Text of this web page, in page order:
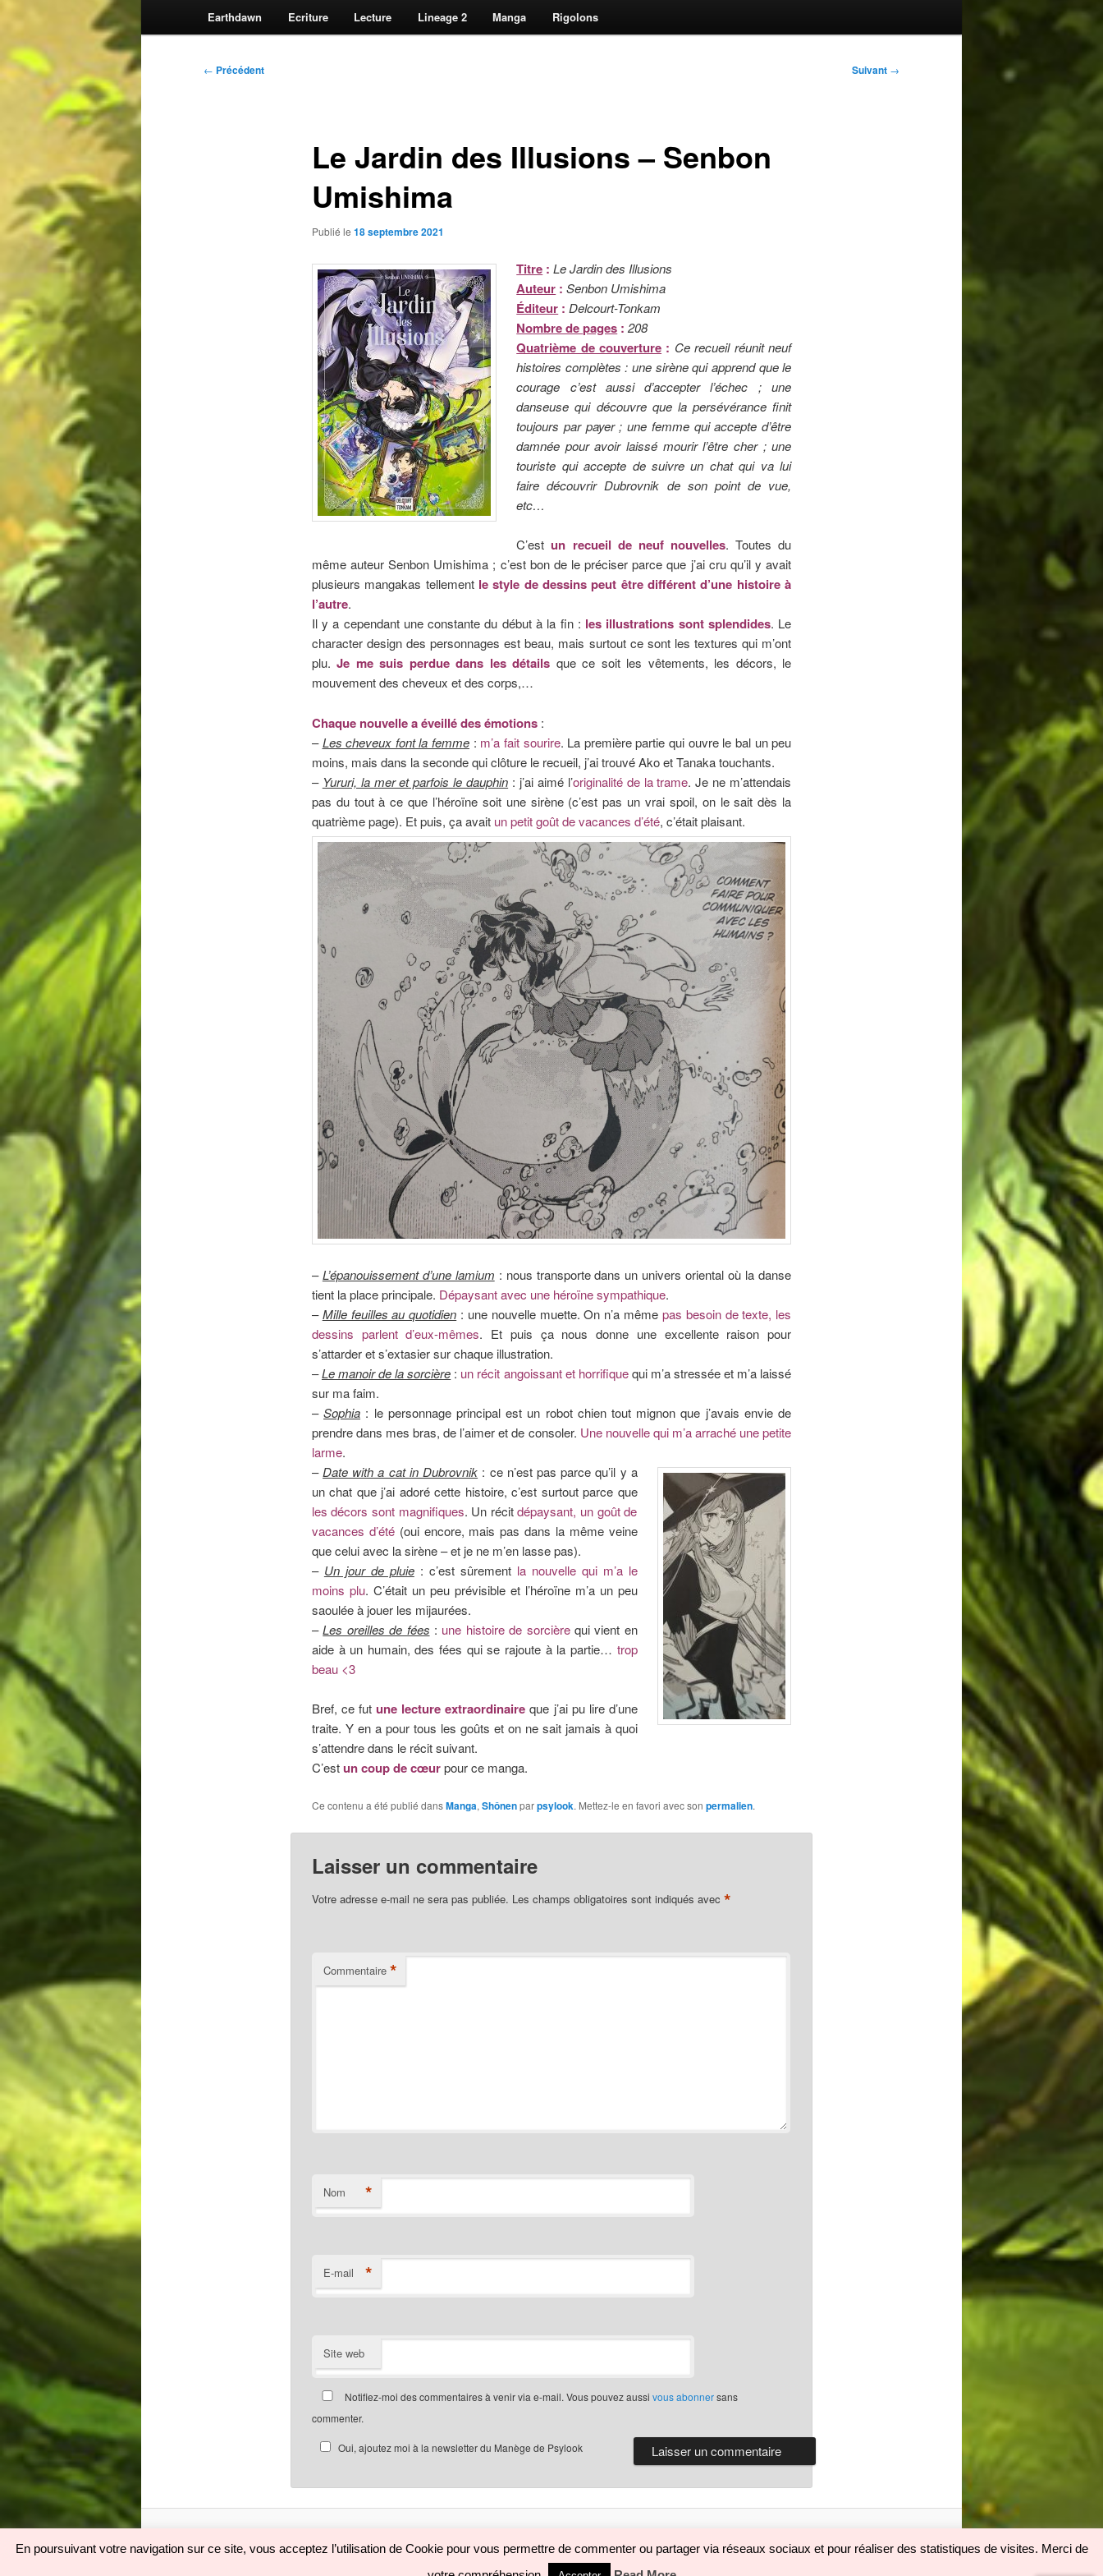
Earthdawn Ecriture Lecture Lineage 2 Manga Rigolons
Navigation
← Précédent Suivant →
Le Jardin des Illusions – Senbon
Umishima
Publié le 18 septembre 2021
Titre : Le Jardin des Illusions
Auteur :Senbon Umishima
Éditeur : Delcourt-Tonkam
Nombre de pages : 208
Quatrième de couverture : Ce recueil réunit neuf
histoires complètes : une sirène qui apprend que le
courage c’est aussi d’accepter l’échec ; une
danseuse qui découvre que la persévérance finit
toujours par payer ; une femme qui accepte d’être
damnée pour avoir laissé mourir l’être cher ; une
touriste qui accepte de suivre un chat qui va lui
faire découvrir Dubrovnik de son point de vue,
etc…
C’estun recueil de neuf nouvelles. Toutes du
même auteur Senbon Umishima ; c’est bon de le préciser parce que j’ai cru qu’il y avait
plusieurs mangakas tellement le style de dessins peut être différent d’une histoire à
l’autre.
Il y a cependant une constante du début à la fin : les illustrations sont splendides. Le
character design des personnages est beau, mais surtout ce sont les textures qui m’ont
plu.Je me suis perdue dans les détails que ce soit les vêtements, les décors, le
mouvement des cheveux et des corps,…
Chaque nouvelle a éveillé des émotions:
–Les cheveux font la femme : m’a fait sourire. La première partie qui ouvre le bal un peu
moins, mais dans la seconde qui clôture le recueil, j’ai trouvé Ako et Tanaka touchants.
– Yururi, la mer et parfois le dauphin : j’ai aimé l’originalité de la trame. Je ne m’attendais
pas du tout à ce que l’héroïne soit une sirène (c’est pas un vrai spoil, on le sait dès la
quatrième page). Et puis, ça avait un petit goût de vacances d’été, c’était plaisant.
–L’épanouissement d’une lamium : nous transporte dans un univers oriental où la danse
tient la place principale. Dépaysant avec une héroïne sympathique.
–Mille feuilles au quotidien : une nouvelle muette. On n’a même pas besoin de texte, les
dessins parlent d’eux-mêmes. Et puis ça nous donne une excellente raison pour
s’attarder et s’extasier sur chaque illustration.
–Le manoir de la sorcière : un récit angoissant et horrifiquequi m’a stressée et m’a laissé
sur ma faim.
–Sophia : le personnage principal est un robot chien tout mignon que j’avais envie de
prendre dans mes bras, de l’aimer et de consoler. Une nouvelle qui m’a arraché une petite
larme.
– Date with a cat in Dubrovnik : ce n’est pas parce qu’il y a
un chat que j’ai adoré cette histoire, c’est surtout parce que
les décors sont magnifiques. Un récitdépaysant, un goût de
vacances d’été(oui encore, mais pas dans la même veine
que celui avec la sirène – et je ne m’en lasse pas).
– Un jour de pluie: c’est sûrement la nouvelle qui m’a le
moins plu. C’était un peu prévisible et l’héroïne m’a un peu
saoulée à jouer les mijaurées.
–Les oreilles de fées : une histoire de sorcièrequi vient en
aide à un humain, des fées qui se rajoute à la partie… trop
beau <3
Bref, ce futune lecture extraordinaire que j’ai pu lire d’une
traite. Y en a pour tous les goûts et on ne sait jamais à quoi
s’attendre dans le récit suivant.
C’estun coup de cœurpour ce manga.
Ce contenu a été publié dansManga, Shônenparpsylook. Mettez-le en favori avec son permalien.
Laisser un commentaire
Votre adresse e-mail ne sera pas publiée. Les champs obligatoires sont indiqués avec *
Commentaire *
Nom *
E-mail *
Site web
Notifiez-moi des commentaires à venir via e-mail. Vous pouvez aussi vous abonnersans
commenter.
Oui, ajoutez moi à la newsletter du Manège de Psylook
Politique de confidentialité Fièrement propulsé par WordPress
En poursuivant votre navigation sur ce site, vous acceptez l’utilisation de Cookie pour vous permettre de commenter ou partager via réseaux sociaux et pour réaliser des statistiques de visites. Merci de